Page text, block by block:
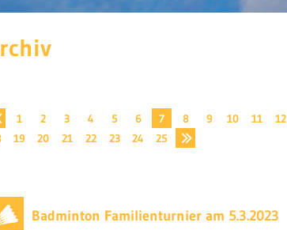
1 2 3 4 5 6 7 8 9 10 11 12
19 20 21 22 23 24 25
Badminton Familienturnier am 5.3.2023